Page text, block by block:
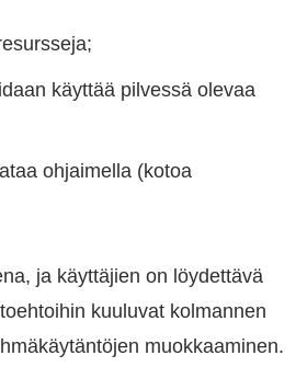
käyttää pilvessä olevaa
ohjaimella (kotoa
ja käyttäjien on löydettävä
kuuluvat kolmannen
muokkaaminen.